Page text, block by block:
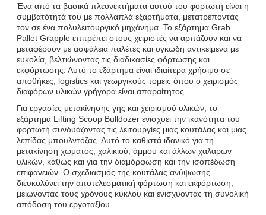
Ένα από τα βασικά πλεονεκτήματα αυτού του φορτωτή είναι η
συμβατότητά του με πολλαπλά εξαρτήματα, μετατρέποντάς
τον σε ένα πολυλειτουργικό μηχάνημα. Το εξάρτημα Grab
Pallet Grapple επιτρέπει στους χειριστές να αρπάζουν και να
μεταφέρουν με ασφάλεια παλέτες και ογκώδη αντικείμενα με
ευκολία, βελτιώνοντας τις διαδικασίες φόρτωσης και
εκφόρτωσης. Αυτό το εξάρτημα είναι ιδιαίτερα χρήσιμο σε
αποθήκες, logistics και γεωργικούς τομείς όπου ο χειρισμός
διαφόρων υλικών γρήγορα είναι απαραίτητος.
Για εργασίες μετακίνησης γης και χειρισμού υλικών, το
εξάρτημα Lifting Scoop Bulldozer ενισχύει την ικανότητα του
φορτωτή συνδυάζοντας τις λειτουργίες μιας κουτάλας και μιας
λεπίδας μπουλντόζας. Αυτό το καθιστά ιδανικό για τη
μετακίνηση χώματος, χαλικιού, άμμου και άλλων χαλαρών
υλικών, καθώς και για την διαμόρφωση και την ισοπέδωση
επιφανειών. Ο σχεδιασμός της κουτάλας ανύψωσης
διευκολύνει την αποτελεσματική φόρτωση και εκφόρτωση,
μειώνοντας τους χρόνους κύκλου και ενισχύοντας τη συνολική
απόδοση του εργοταξίου.